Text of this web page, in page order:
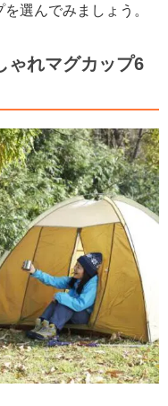
選んでみましょう。
ゃれマグカップ6